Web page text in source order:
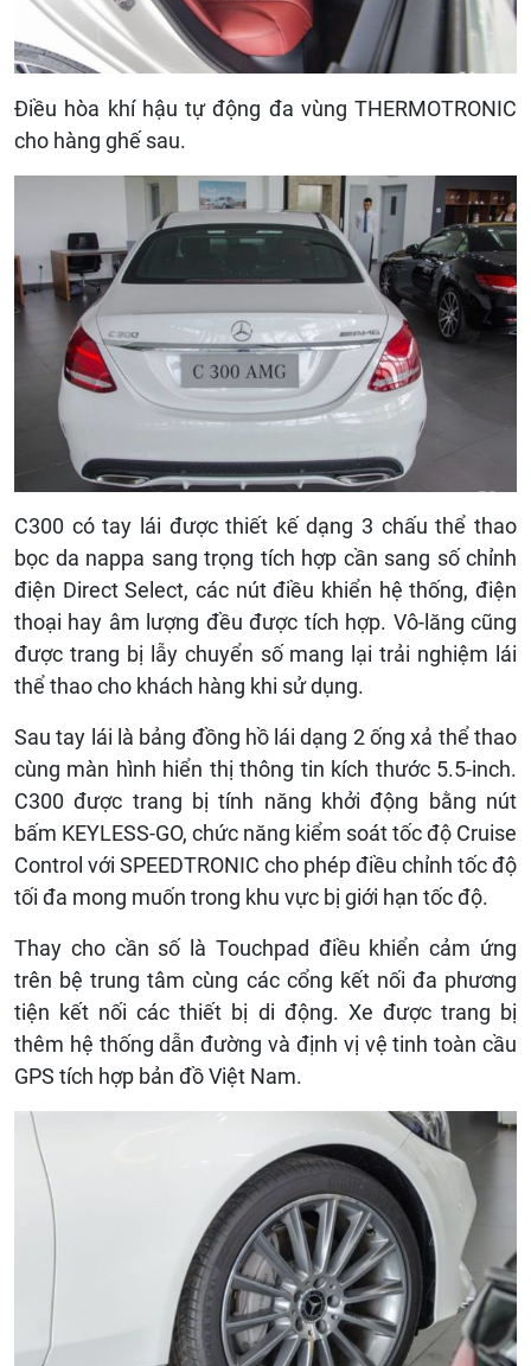
Điều hòa khí hậu tự động đa vùng THERMOTRONIC
cho hàng ghế sau.
C300 có tay lái được thiết kế dạng 3 chấu thể thao
bọc da nappa sang trọng tích hợp cần sang số chỉnh
điện Direct Select, các nút điều khiển hệ thống, điện
thoại hay âm lượng đều được tích hợp. Vô-lăng cũng
được trang bị lẫy chuyển số mang lại trải nghiệm lái
thể thao cho khách hàng khi sử dụng.
Sau tay lái là bảng đồng hồ lái dạng 2 ống xả thể thao
cùng màn hình hiển thị thông tin kích thước 5.5-inch.
C300 được trang bị tính năng khởi động bằng nút
bấm KEYLESS-GO, chức năng kiểm soát tốc độ Cruise
Control với SPEEDTRONIC cho phép điều chỉnh tốc độ
tối đa mong muốn trong khu vực bị giới hạn tốc độ.
Thay cho cần số là Touchpad điều khiển cảm ứng
trên bệ trung tâm cùng các cổng kết nối đa phương
tiện kết nối các thiết bị di động. Xe được trang bị
thêm hệ thống dẫn đường và định vị vệ tinh toàn cầu
GPS tích hợp bản đồ Việt Nam.